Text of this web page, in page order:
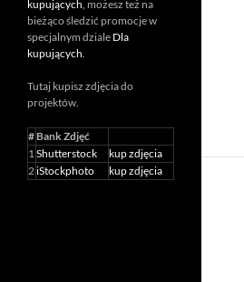
kupujących, możesz też na
bieżąco śledzić promocje w
specjalnym dziale Dla
kupujących.
Tutaj kupisz zdjęcia do
projektów.
# Bank Zdjęć
1Shutterstock
kup zdjęcia
2iStockphoto kup zdjęcia